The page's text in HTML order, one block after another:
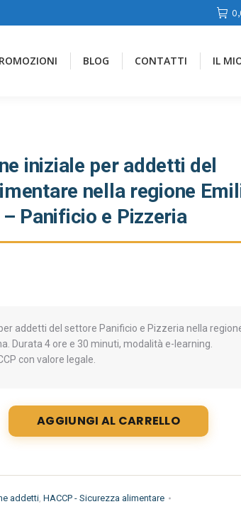
BLOG CONTATTI IL
iniziale per addetti del
nella regione
Panificio e Pizzeria
addetti del settore Panificio e Pizzeria nella
Durata 4 ore e 30 minuti, modalità e-learning.
con valore legale.
AGGIUNGI AL CARRELLO
addetti, HACCP - Sicurezza alimentare